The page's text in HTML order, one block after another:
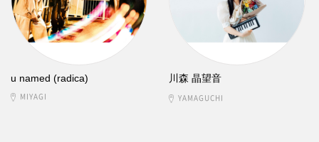
u named (radica)
MIYAGI
川森 晶望音
YAMAGUCHI